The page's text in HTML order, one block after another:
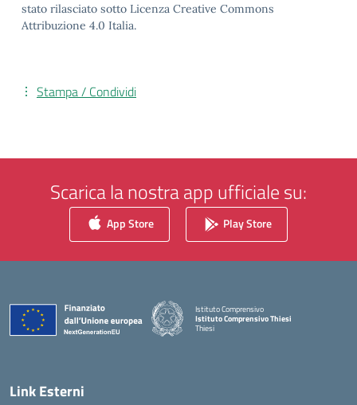
stato rilasciato sotto Licenza Creative Commons
Attribuzione 4.0 Italia.
Stampa / Condividi
Scarica la nostra app ufficiale su:
App Store Play Store
Istituto Comprensivo
Istituto Comprensivo Thiesi
Thiesi
Link Esterni